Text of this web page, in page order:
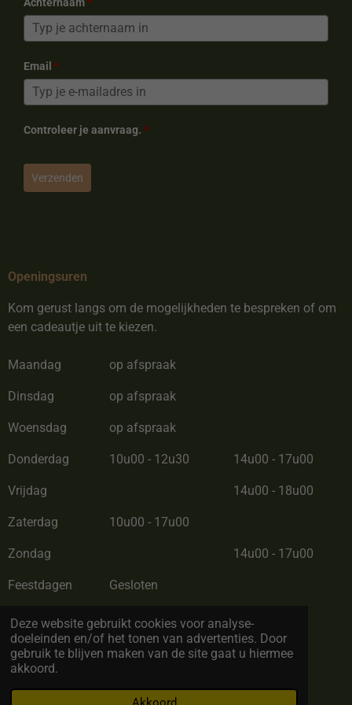
Deze website gebruikt cookies voor analyse-
doeleinden en/of het tonen van advertenties. Door
gebruik te blijven maken van de site gaat u hiermee
akkoord.
Achternaam*
Email *
Controleer je aanvraag. *
Verzenden
Openingsuren
Kom gerust langs om de mogelijkheden te bespreken of om
een cadeautje uit te kiezen.
Maandag op afspraak
Dinsdag op afspraak
Woensdag op afspraak
Donderdag 10u00 - 12u30 14u00 - 17u00
Vrijdag 14u00 - 18u00
Zaterdag 10u00 - 17u00
Zondag 14u00 - 17u00
Feestdagen Gesloten
Zomerverlof van 28/06/26 tot 12/07/26